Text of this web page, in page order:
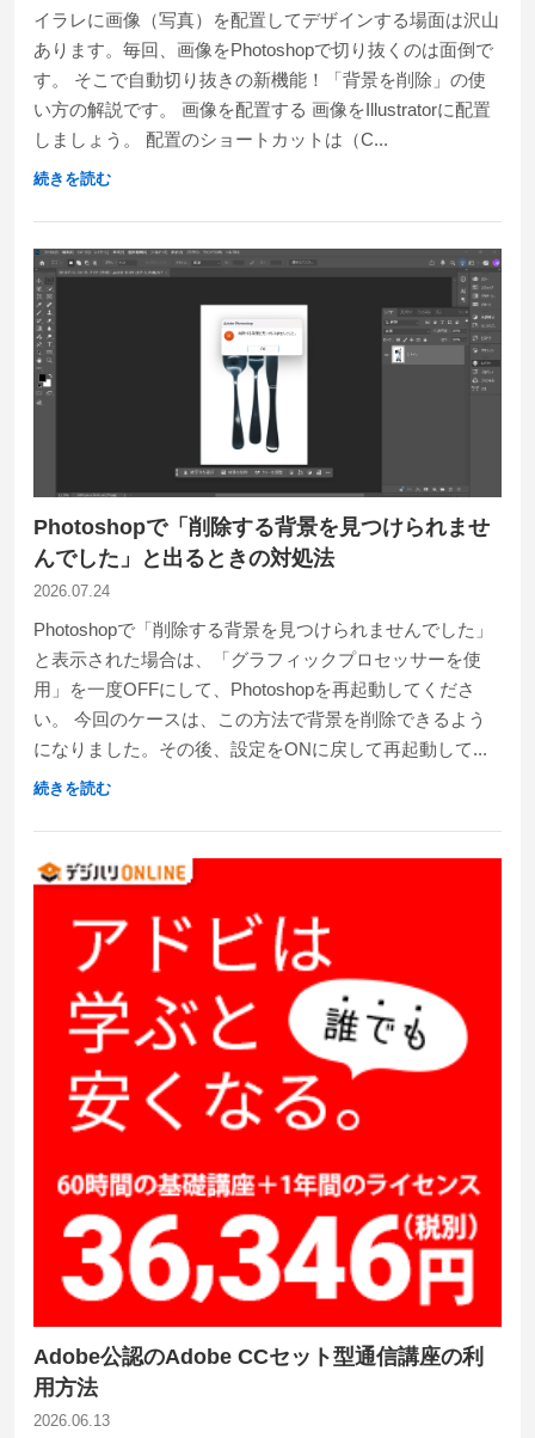
イラレに画像（写真）を配置してデザインする場面は沢山
あります。毎回、画像をPhotoshopで切り抜くのは面倒で
す。 そこで自動切り抜きの新機能！「背景を削除」の使
い方の解説です。 画像を配置する 画像をIllustratorに配置
しましょう。 配置のショートカットは（C...
続きを読む
Photoshopで「削除する背景を見つけられませ
んでした」と出るときの対処法
2026.07.24
Photoshopで「削除する背景を見つけられませんでした」
と表示された場合は、「グラフィックプロセッサーを使
用」を一度OFFにして、Photoshopを再起動してくださ
い。 今回のケースは、この方法で背景を削除できるよう
になりました。その後、設定をONに戻して再起動して...
続きを読む
Adobe公認のAdobe CCセット型通信講座の利
用方法
2026.06.13